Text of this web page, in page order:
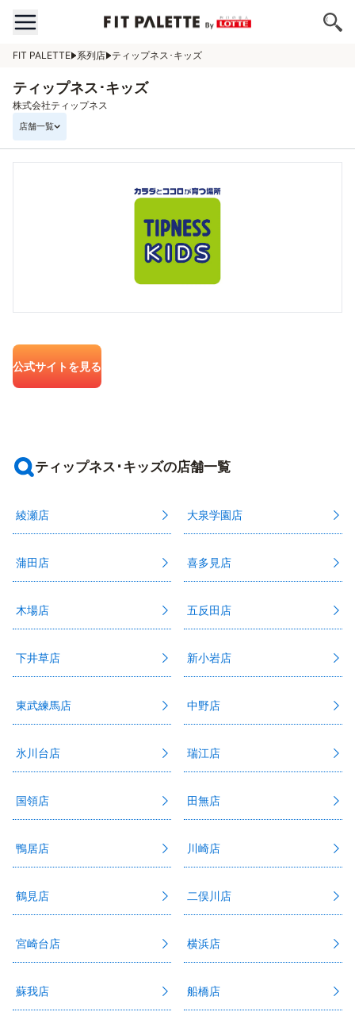
FIT PALETTE 系列店 ティップネス･キッズ
ティップネス･キッズ
株式会社ティップネス
店舗一覧
公式サイトを見る
ティップネス･キッズの店舗一覧
綾瀬店 大泉学園店
蒲田店 喜多見店
木場店 五反田店
下井草店 新小岩店
東武練馬店 中野店
氷川台店 瑞江店
国領店 田無店
鴨居店 川崎店
鶴見店 二俣川店
宮崎台店 横浜店
蘇我店 船橋店